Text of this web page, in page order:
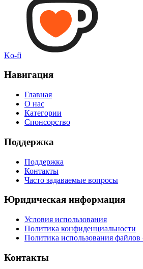
Ko-fi
Навигация
Главная
О нас
Категории
Спонсорство
Поддержка
Поддержка
Контакты
Часто задаваемые вопросы
Юридическая информация
Условия использования
Политика конфиденциальности
Политика использования файлов
Контакты